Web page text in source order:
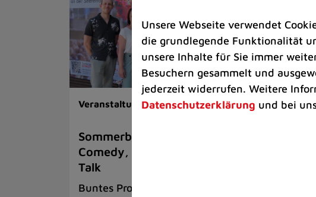
Veranstaltungen | Kunst & Kultur
Sommerbühne trumpft auf mit
Comedy, Musik und einem Fußball-
Talk
Buntes Programm an der Seeterrasse /
Unsere Webseite verwendet
die grundlegende Funktionalität
unsere Inhalte für Sie immer
Besuchern gesammelt und
jederzeit widerrufen. Weitere
Datenschutzerklärung und bei